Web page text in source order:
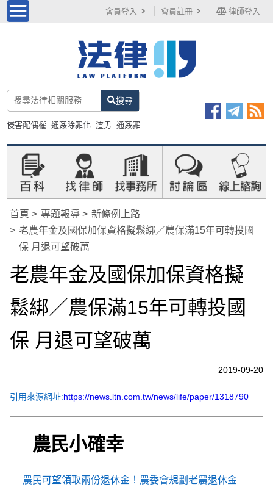
會員登入 會員註冊 律師登入
搜尋
侵害配偶權 通姦除罪化 渣男 通姦罪
首頁 專題報導
新條例上路
老農年金及國保加保資格擬鬆綁／農保滿15年可轉投國
保 月退可望破萬
老農年金及國保加保資格擬
鬆綁／農保滿15年可轉投國
保 月退可望破萬
2019-09-20
引用來源網址:https://news.ltn.com.tw/news/life/paper/1318790
農民小確幸
農民可望領取兩份退休金！農委會規劃老農退休金